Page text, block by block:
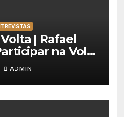
| Rafael
na Volta
sonho de
ADMIN